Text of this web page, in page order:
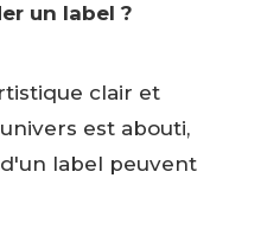
un label ?
clair et
est abouti,
label peuvent